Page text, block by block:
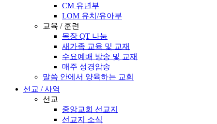
CM 유년부
LOM 유치/유아부
교육 / 훈련
목장 QT 나눔
새가족 교육 및 교재
수요예배 방송 및 교재
매주 성경암송
말씀 안에서 양육하는 교회
선교 / 사역
선교
중앙교회 선교지
선교지 소식